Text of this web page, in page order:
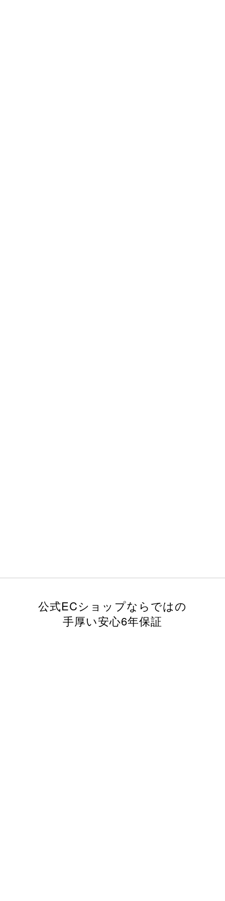
公式ECショップならではの
手厚い安心6年保証